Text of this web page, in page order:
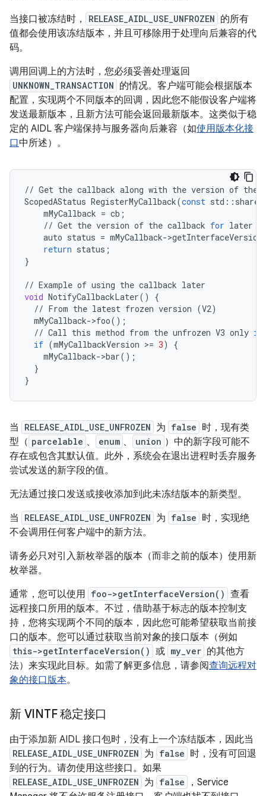
当接口被冻结时，
RELEASE_AIDL_USE_UNFROZEN 的所有
值都会使用该冻结版本，并且可移除用于处理向后兼容的代
码。
调用回调上的方法时，您必须妥善处理返回
UNKNOWN_TRANSACTION 的情况。客户端可能会根据版本
配置，实现两个不同版本的回调，因此您不能假设客户端将
发送最新版本，且新方法可能会返回最新版本。这类似于稳
定的 AIDL 客户端保持与服务器向后兼容（如使用版本化接
口中所述）。
// Get the callback along with the version of the
ScopedAStatus RegisterMyCallback(const std ::
mMyCallback = cb ;
// Get the version of the callback for later
auto status = mMyCallback->getInterfaceVersion
return status ;
}
// Example of using the callback later
void NotifyCallbackLater()
{
// From the latest frozen version (V2)
mMyCallback->foo();
// Call this method from the unfrozen V3 only if
if (mMyCallbackVersion >= 3)
{
mMyCallback->bar();
}
}
当 RELEASE_AIDL_USE_UNFROZEN 为 false 时，现有类
型（ parcelable 、 enum 、 union ）中的新字段可能不
存在或包含其默认值。此外，系统会在退出进程时丢弃服务
尝试发送的新字段的值。
无法通过接口发送或接收添加到此未冻结版本的新类型。
当
RELEASE_AIDL_USE_UNFROZEN 为 false 时，实现绝
不会调用任何客户端中的新方法。
请务必只对引入新枚举器的版本（而非之前的版本）使用新
枚举器。
通常，您可以使用 foo->getInterfaceVersion() 查看
远程接口所用的版本。不过，借助基于标志的版本控制支
持，您将实现两个不同的版本，因此您可能希望获取当前接
口的版本。您可以通过获取当前对象的接口版本（例如
this->getInterfaceVersion() 或 my_ver 的其他方
法）来实现此目标。如需了解更多信息，请参阅查询远程对
象的接口版本。
新 VINTF 稳定接口
由于添加新 AIDL 接口包时，没有上一个冻结版本，因此当
RELEASE_AIDL_USE_UNFROZEN 为 false 时，没有可回退
到的行为。请勿使用这些接口。如果
RELEASE_AIDL_USE_UNFROZEN 为 false
，Service